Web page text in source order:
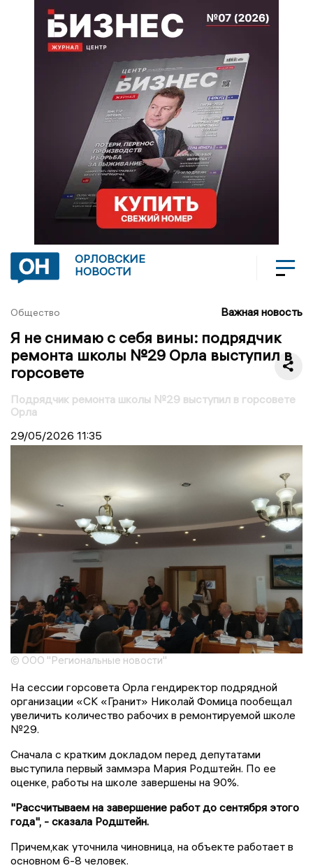
ОРЛОВСКИЕ
НОВОСТИ
Общество Важная новость
Я не снимаю с себя вины: подрядчик
ремонта школы №29 Орла выступил в
горсовете
Подрядчик ремонта школы №29 выступил в горсовете
Орла
29/05/2026 11:35
© ООО "Региональные новости"
На сессии горсовета Орла гендиректор подрядной
организации «СК «Гранит» Николай Фомица пообещал
увеличить количество рабочих в ремонтируемой школе
№29.
Сначала с кратким докладом перед депутатами
выступила первый заммэра Мария Родштейн. По ее
оценке, работы на школе завершены на 90%.
"Рассчитываем на завершение работ до сентября этого
года", - сказала Родштейн.
Причем,как уточнила чиновница, на объекте работает в
основном 6-8 человек.